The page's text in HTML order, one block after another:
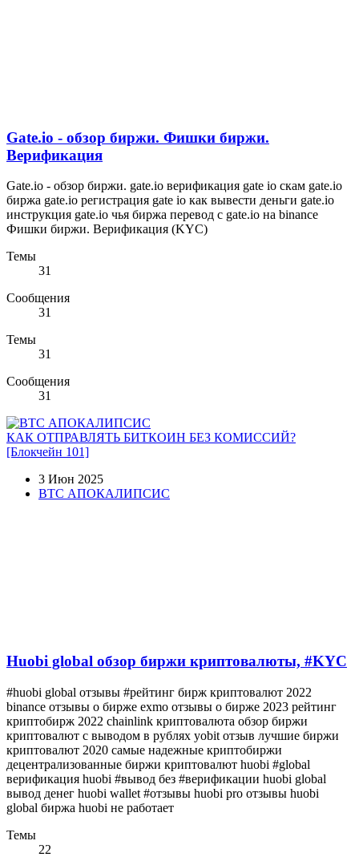
Gate.io - обзор биржи. Фишки биржи.
Верификация
Gate.io - обзор биржи. gate.io верификация gate io скам gate.io
биржа gate.io регистрация gate io как вывести деньги gate.io
инструкция gate.io чья биржа перевод с gate.io на binance
Фишки биржи. Верификация (KYC)
Темы
31
Сообщения
31
Темы
31
Сообщения
31
КАК ОТПРАВЛЯТЬ БИТКОИН БЕЗ КОМИССИЙ?
[Блокчейн 101]
3 Июн 2025
BTC АПОКАЛИПСИС
Huobi global обзор биржи криптовалюты, #KYC
#huobi global отзывы #рейтинг бирж криптовалют 2022
binance отзывы о бирже exmo отзывы о бирже 2023 рейтинг
криптобирж 2022 chainlink криптовалюта обзор биржи
криптовалют с выводом в рублях yobit отзыв лучшие биржи
криптовалют 2020 самые надежные криптобиржи
децентрализованные биржи криптовалют huobi #global
верификация huobi #вывод без #верификации huobi global
вывод денег huobi wallet #отзывы huobi pro отзывы huobi
global биржа huobi не работает
Темы
22